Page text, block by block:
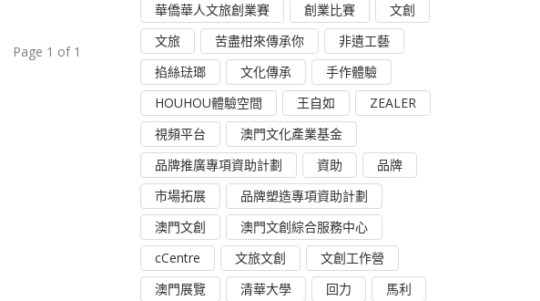
Page 1 of 1
華僑華人文旅創業賽
創業比賽
文創
文旅
苦盡柑來傳承你
非遺工藝
掐絲琺瑯
文化傳承
手作體驗
HOUHOU體驗空間
王自如
ZEALER
視頻平台
澳門文化產業基金
品牌推廣專項資助計劃
資助
品牌
市場拓展
品牌塑造專項資助計劃
澳門文創
澳門文創綜合服務中心
cCentre
文旅文創
文創工作營
澳門展覽
清華大學 回力
馬利